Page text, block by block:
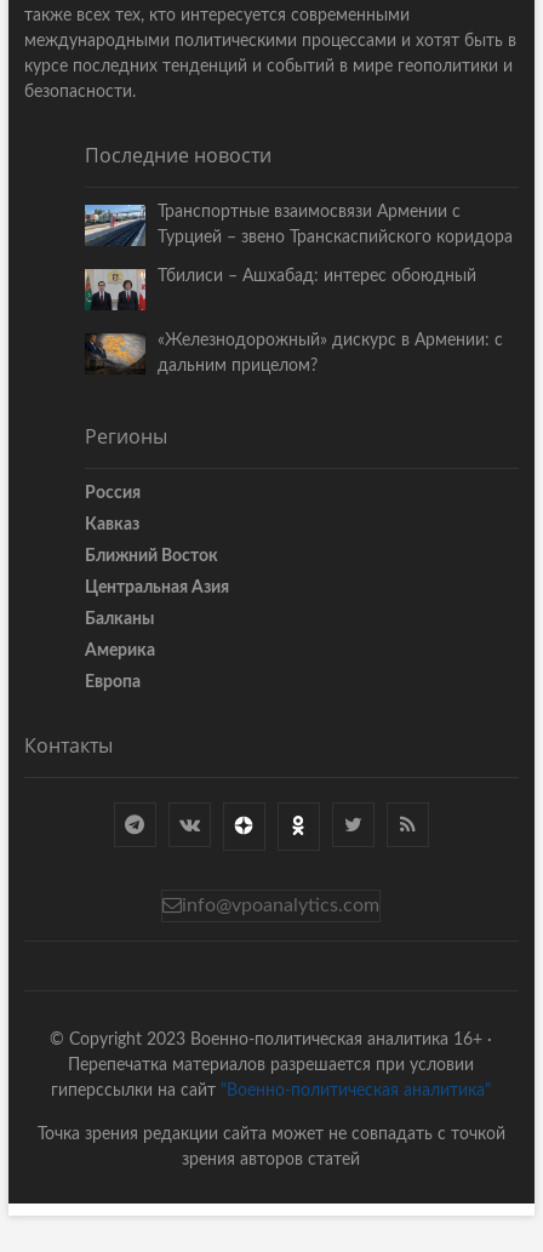
также всех тех, кто интересуется современными
международными политическими процессами и хотят быть в
курсе последних тенденций и событий в мире геополитики и
безопасности.
Последние новости
Транспортные взаимосвязи Армении с
Турцией – звено Транскаспийского коридора
Тбилиси – Ашхабад: интерес обоюдный
«Железнодорожный» дискурс в Армении: с
дальним прицелом?
Регионы
Россия
Кавказ
Ближний Восток
Центральная Азия
Балканы
Америка
Европа
Контакты
info@vpoanalytics.com
© Copyright 2023 Военно-политическая аналитика 16+ ·
Перепечатка материалов разрешается при условии
гиперссылки на сайт "Военно-политическая аналитика"
Точка зрения редакции сайта может не совпадать с точкой
зрения авторов статей